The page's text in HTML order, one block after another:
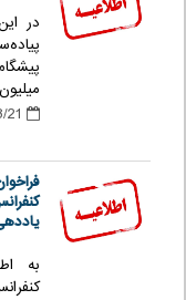
در
به